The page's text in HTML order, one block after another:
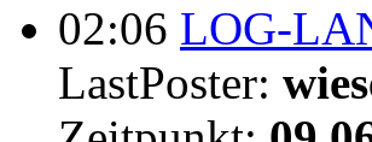
02:06 LOG-
LastPoster: